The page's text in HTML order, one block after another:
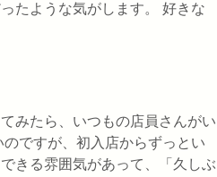
たような気がします。 好きな
みたら、いつもの店員さんがい
ですが、初入店からずっとい
きる雰囲気があって、「久しぶ